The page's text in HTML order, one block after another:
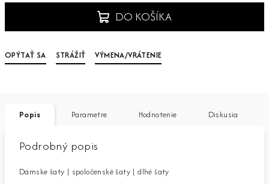
DO KOŠÍKA
OPÝTAŤ SA STRÁŽIŤ VÝMENA/VRÁTENIE
Popis Parametre Hodnotenie Diskusia
Podrobný popis
Dámske šaty | spoločenské šaty | dlhé šaty